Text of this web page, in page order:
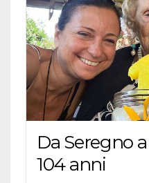
Da Seregno
104 anni